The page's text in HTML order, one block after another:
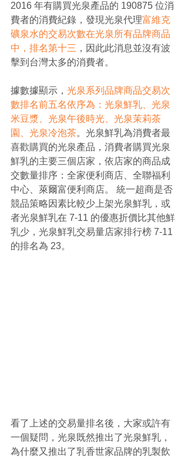
2016 年有購買光泉產品的 190875 位消
費者的消費紀錄，發現光泉代理富維克
礦泉水的交易次數在光泉所有品牌商品
中，排名第十三 ，因此此消息並沒有波
擊到台灣太多的消費者。
據數據顯示， 光泉系列品牌商品交易次
數排名前五名依序為：光泉鮮乳、光泉
米豆漿、光泉午後時光、光泉茉莉茶
園、光泉冷泡茶。光泉鮮乳為消費者最
喜歡購買的光泉產品，消費者購買光泉
鮮乳的主要三個店家，依店家的商品成
交數量排序：全家便利商店、全聯福利
中心、萊爾富便利商店。 統一超商是否
競品策略因素比較少上架光泉鮮乳，或
者光泉鮮乳在 7-11 的優惠折價比其他鮮
乳少，光泉鮮乳交易量店家排行榜 7-11
的排名為 23。
看了上述的交易量排名後，大家或許有
一個疑問，光泉既然推出了光泉鮮乳，
為什麼又推出了乳香世家品牌的乳製飲